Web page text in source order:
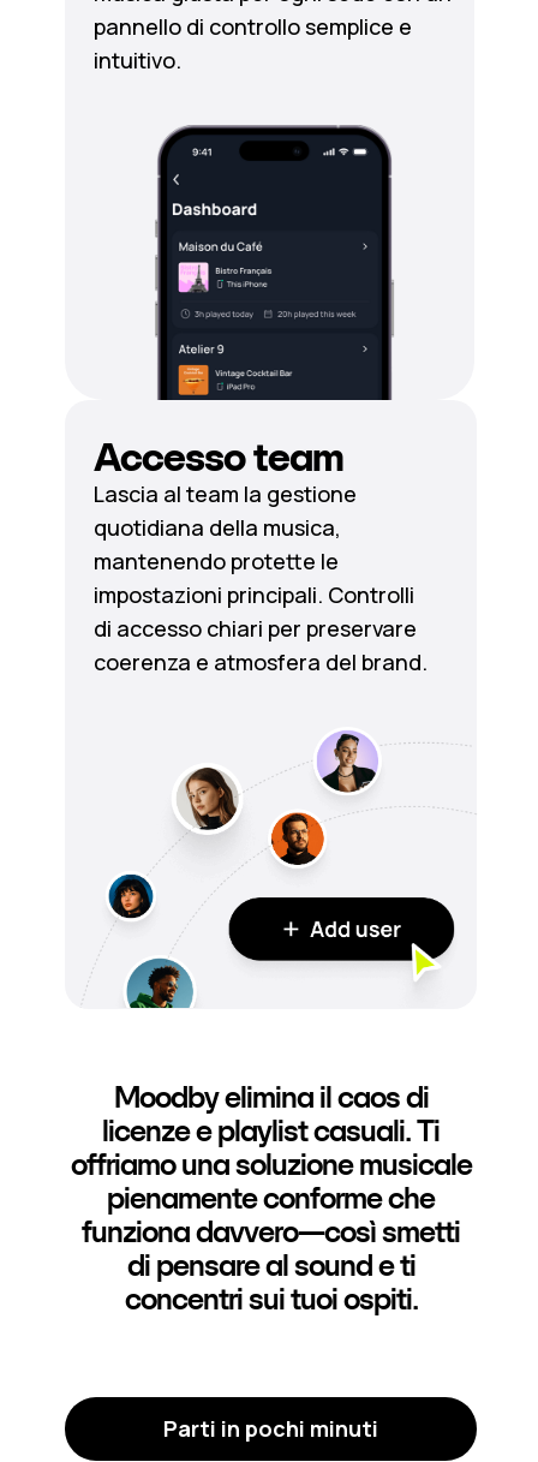
pannello di controllo semplice e
intuitivo.
Accesso team
Lascia al team la gestione
quotidiana della musica,
mantenendo protette le
impostazioni principali. Controlli
di accesso chiari per preservare
coerenza e atmosfera del brand.
Moodby elimina il caos di
licenze e playlist casuali. Ti
offriamo una soluzione musicale
pienamente conforme che
funziona davvero—così smetti
di pensare al sound e ti
concentri sui tuoi ospiti.
Parti in pochi minuti